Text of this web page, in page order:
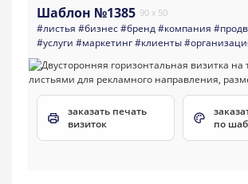
Шаблон №1385 90 x 50
#листья #бизнес#бренд#компания
#услуги #маркетинг#клиенты
заказать печать
визиток
по